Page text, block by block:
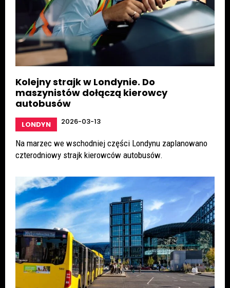
Kolejny strajk w Londynie. Do
maszynistów dołączą kierowcy
autobusów
LONDYN 2026-03-13
Na marzec we wschodniej części Londynu zaplanowano
czterodniowy strajk kierowców autobusów.